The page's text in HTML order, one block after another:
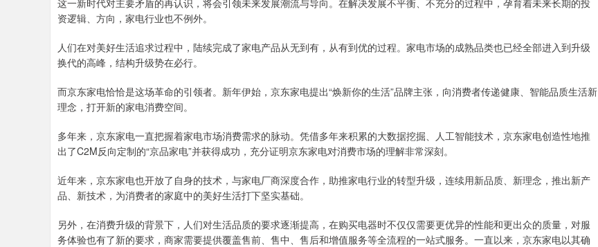
这一新时代对主要矛盾的再认识，将会引领未来发展潮流与导向。在解决发展不平衡、不充分的过程中，孕育着未来长期的投
资逻辑、方向，家电行业也不例外。
人们在对美好生活追求过程中，陆续完成了家电产品从无到有，从有到优的过程。家电市场的成熟品类也已经全部进入到升级
换代的高峰，结构升级势在必行。
而京东家电恰恰是这场革命的引领者。新年伊始，京东家电提出“焕新你的生活”品牌主张，向消费者传递健康、智能品质生活新
理念，打开新的家电消费空间。
多年来，京东家电一直把握着家电市场消费需求的脉动。凭借多年来积累的大数据挖掘、人工智能技术，京东家电创造性地推
出了C2M反向定制的“京品家电”并获得成功，充分证明京东家电对消费市场的理解非常深刻。
近年来，京东家电也开放了自身的技术，与家电厂商深度合作，助推家电行业的转型升级，连续用新品质、新理念，推出新产
品、新技术，为消费者的家庭中的美好生活打下坚实基础。
另外，在消费升级的背景下，人们对生活品质的要求逐渐提高，在购买电器时不仅仅需要更优异的性能和更出众的质量，对服
务体验也有了新的要求，商家需要提供覆盖售前、售中、售后和增值服务等全流程的一站式服务。一直以来，京东家电以其确